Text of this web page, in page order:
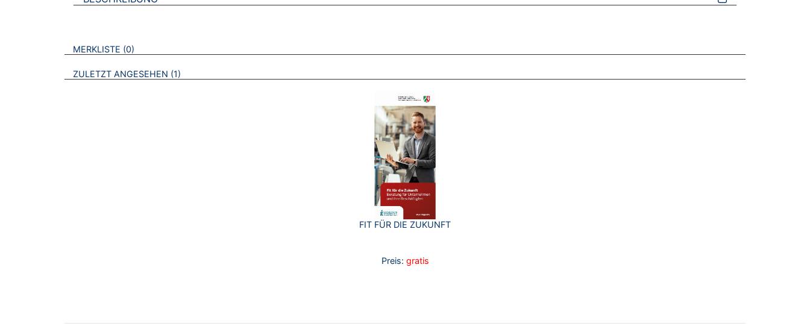
VERWEISE AUF VERMERKTE- ODER ZULETZT ANGESEHENE BROSCHÜREN
MERKLISTE 0
ZULETZT ANGESEHEN 1
FIT FÜR DIE ZUKUNFT
Preis: gratis